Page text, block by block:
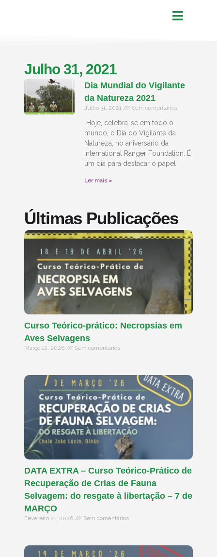
Julho 31, 2021
Dia Mundial do Vigilante
da Natureza 2021
Julho 31, 2021 Sem comentários
Hoje, celebra-se em todo o
mundo, o Dia do Vigilante da
Natureza, no aniversário da
International Ranger Foundation. É
um dia para destacar o papel
Ler mais »
Últimas Publicações
Curso Teórico-prático: Necropsias em
Aves Selvagens
Março 12, 2026 Sem comentários
DATA EXTRA – Curso Teórico-Prático de
Recuperação de Crias de Fauna
Selvagem: do resgate à libertação – 7 de
MARÇO
Fevereiro 21, 2026 Sem comentários